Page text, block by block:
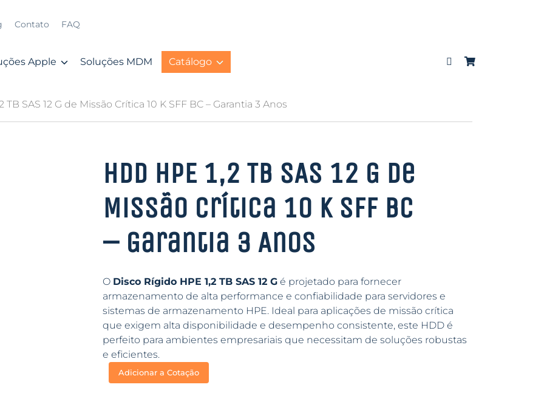
Contato FAQ
Apple Soluções MDM Catálogo
TB SAS 12 G de Missão Crítica 10 K SFF BC – Garantia 3 Anos
HDD HPE 1,2 TB SAS 12 G de
Missão Crítica 10 K SFF BC
– Garantia 3 Anos
O Disco Rígido HPE 1,2 TB SAS 12 Gé projetado para fornecer
armazenamento de alta performance e confiabilidade para servidores e
sistemas de armazenamento HPE. Ideal para aplicações de missão crítica
que exigem alta disponibilidade e desempenho consistente, este HDD é
perfeito para ambientes empresariais que necessitam de soluções robustas
e eficientes.
Adicionar a Cotação